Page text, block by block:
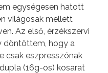
egységesen hatott
világosak mellett
Az első, érzékszervi
döntöttem, hogy a
csak eszpresszónak
(16g-os) kosarat